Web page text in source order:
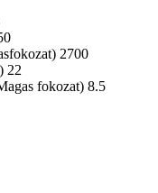
2700
22
fokozat) 8.5